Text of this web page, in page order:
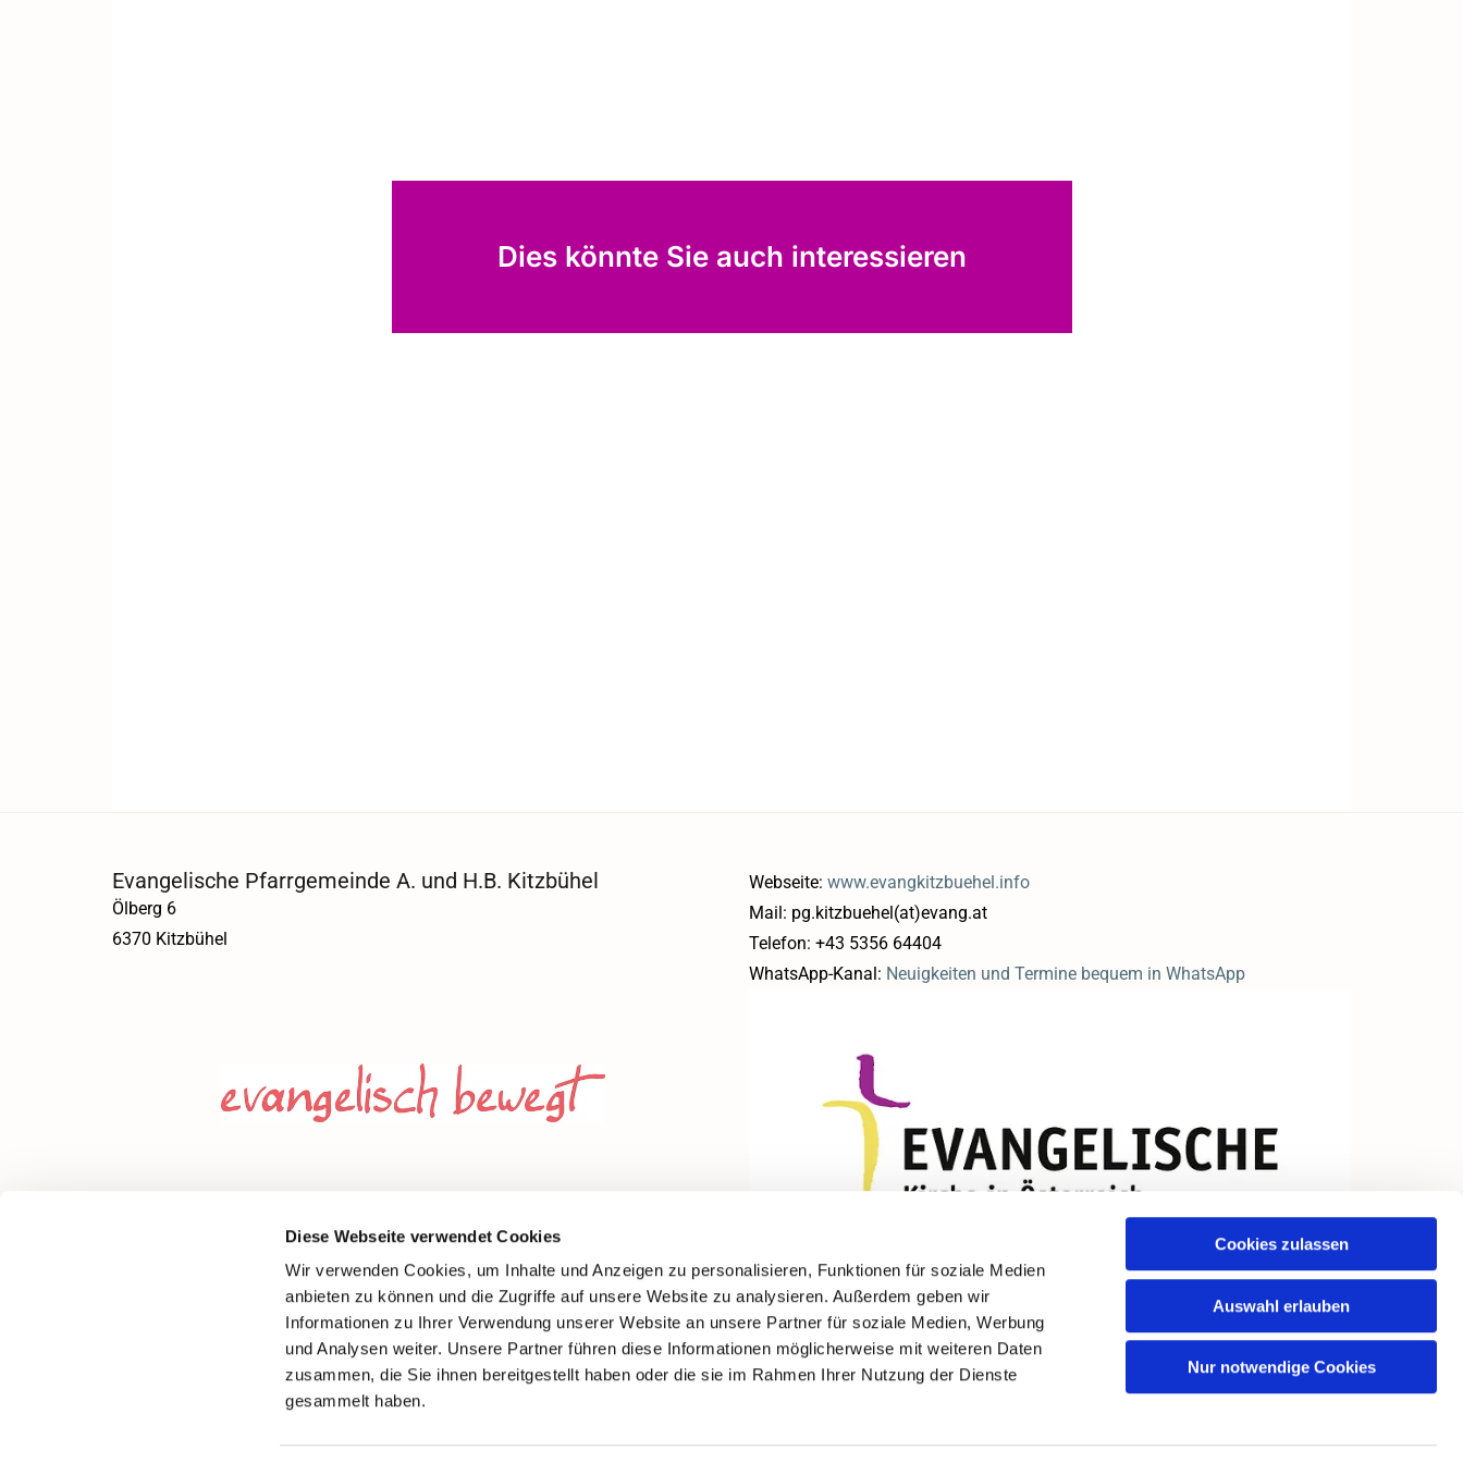
Diese Webseite verwendet Cookies
Wir verwenden Cookies, um Inhalte und Anzeigen zu personalisieren, Funktionen für soziale Medien
anbieten zu können und die Zugriffe auf unsere Website zu analysieren. Außerdem geben wir
Informationen zu Ihrer Verwendung unserer Website an unsere Partner für soziale Medien, Werbung
und Analysen weiter. Unsere Partner führen diese Informationen möglicherweise mit weiteren Daten
zusammen, die Sie ihnen bereitgestellt haben oder die sie im Rahmen Ihrer Nutzung der Dienste
gesammelt haben.
Cookies zulassen
Auswahl erlauben
Nur notwendige Cookies
Dies könnte Sie auch interessieren
Evangelische Pfarrgemeinde A. und H.B. Kitzbühel
Ölberg 6
6370 Kitzbühel
Webseite: www.evangkitzbuehel.info
Mail: pg.kitzbuehel(at)evang.at
Telefon: +43 5356 64404
WhatsApp-Kanal: Neuigkeiten und Termine bequem in WhatsApp